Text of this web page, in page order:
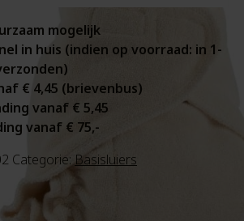
mogelijk
in huis (indien op voorraad: in 1-
€ 4,45 (brievenbus)
vanaf € 5,45
vanaf € 75,-
Categorie: Basisluiers